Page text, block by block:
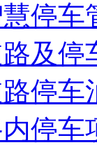
停车
及停
停车
停车